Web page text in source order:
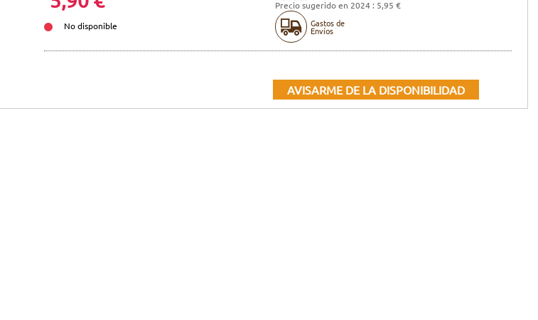
Precio sugerido en 2024 : 5,95 €
No disponible
Gastos de
Envíos
AVISARME DE LA DISPONIBILIDAD